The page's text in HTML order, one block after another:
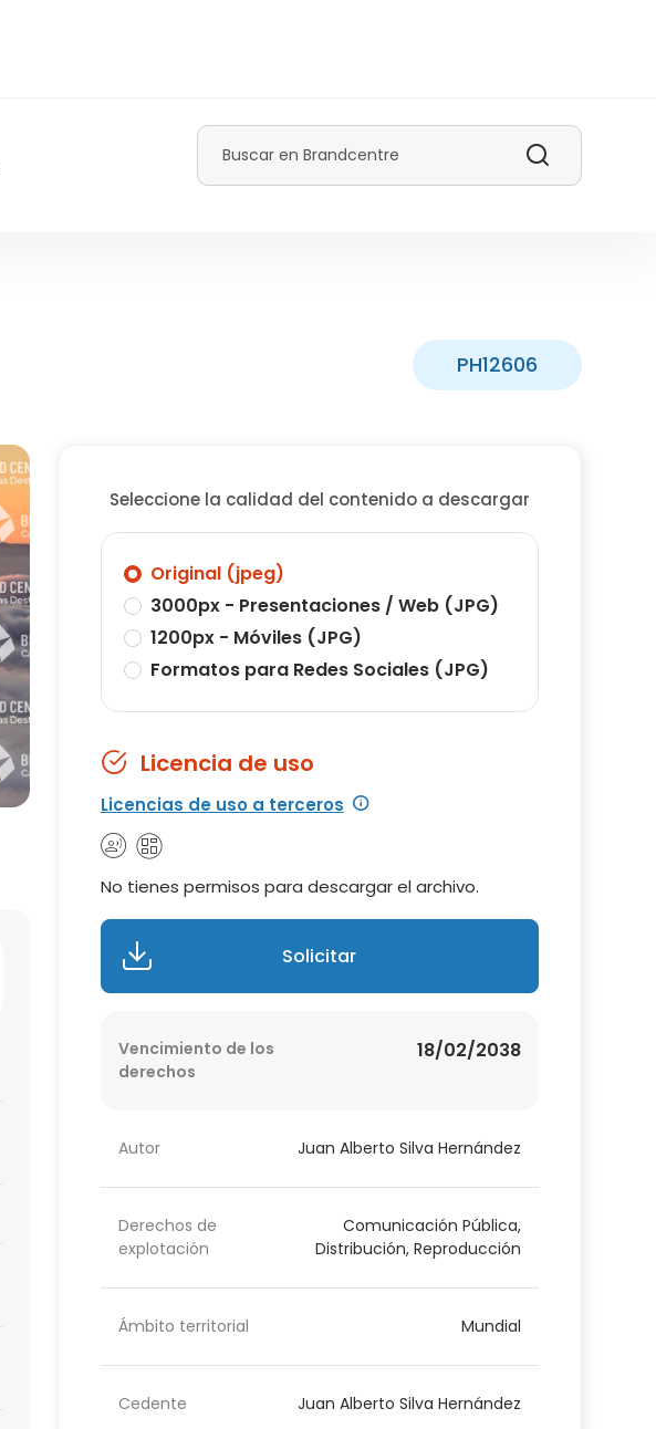
Buscar
PH12606
Seleccione la calidad del contenido a descargar
Original (jpeg)
3000px - Presentaciones / Web (JPG)
1200px - Móviles (JPG)
Formatos para Redes Sociales (JPG)
Licencia de uso
Licencias de uso a terceros
No tienes permisos para descargar el archivo.
Solicitar
Vencimiento de los
derechos
18/02/2038
Autor Juan Alberto Silva Hernández
Derechos de
explotación
Comunicación Pública,
Distribución, Reproducción
Ámbito territorial Mundial
Cedente Juan Alberto Silva Hernández